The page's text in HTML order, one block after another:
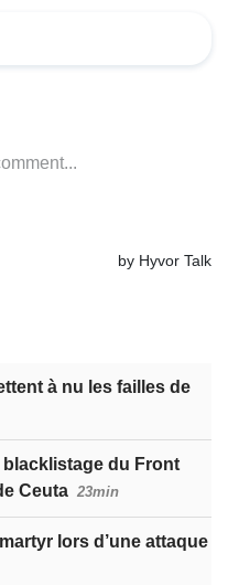
à nu les failles de
blacklistage du Front
Ceuta 23min
lors d’une attaque